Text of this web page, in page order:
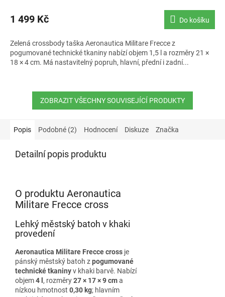
1 499 Kč Do košíku
Zelená crossbody taška Aeronautica Militare Frecce z
pogumované technické tkaniny nabízí objem 1,5 l a rozměry 21 ×
18 × 4 cm. Má nastavitelný popruh, hlavní, přední i zadní...
ZOBRAZIT VŠECHNY SOUVISEJÍCÍ PRODUKTY
Popis Podobné (2) Hodnocení Diskuze Značka
Detailní popis produktu
O produktu Aeronautica
Militare Frecce cross
Lehký městský batoh v khaki
provedení
Aeronautica Militare Frecce cross je
pánský městský batoh zpogumované
technické tkaninyv khaki barvě. Nabízí
objem4 l , rozměry27 × 17 × 9 cma
nízkou hmotnost 0,30 kg; hlavním